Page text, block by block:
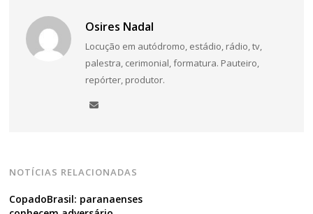
Osires Nadal
Locução em autódromo, estádio, rádio, tv,
palestra, cerimonial, formatura. Pauteiro,
repórter, produtor.
NOTÍCIAS RELACIONADAS
CopadoBrasil: paranaenses